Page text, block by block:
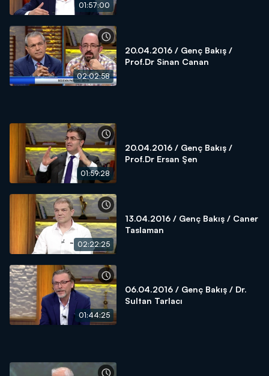
01:57:00
02:02:58
20.04.2016 / Genç Bakış /
Prof.Dr Sinan Canan
01:59:28
20.04.2016 / Genç Bakış /
Prof.Dr Ersan Şen
02:22:25
13.04.2016 / Genç Bakış / Caner
Taslaman
01:44:25
06.04.2016 / Genç Bakış / Dr.
Sultan Tarlacı